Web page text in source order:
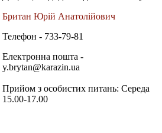
Британ Юрій Анатолійович
Телефон - 733-79-81
Електронна пошта -
y.brytan@karazin.ua
Прийом з особистих питань: Середа
15.00-17.00